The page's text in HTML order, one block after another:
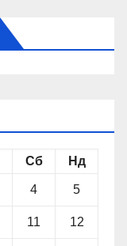
Сб Нд
4 5
11 12